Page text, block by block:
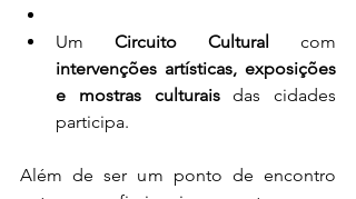
Um Circuito Cultural
intervenções artísticas, exposições
e mostras culturais das cidades
participa.
Além de ser um ponto de encontro